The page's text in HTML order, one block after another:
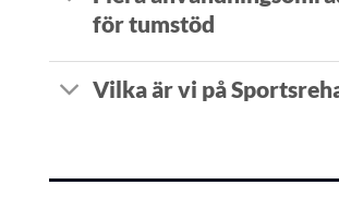
för tumstöd
Vilka är vi på